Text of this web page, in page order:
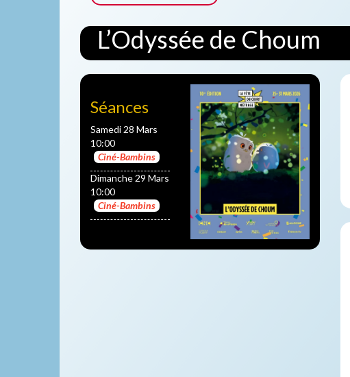
L’Odyssée de Choum
Séances
Samedi 28 Mars
10:00
Ciné-Bambins
Dimanche 29 Mars
10:00
Ciné-Bambins